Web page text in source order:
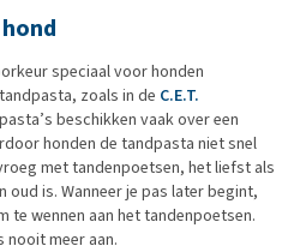
speciaal voor honden
zoals in de C.E.T.
beschikken vaak over een
honden de tandpasta niet snel
met tandenpoetsen, het liefst als
oud is. Wanneer je pas later begint,
te wennen aan het tandenpoetsen.
nooit meer aan.